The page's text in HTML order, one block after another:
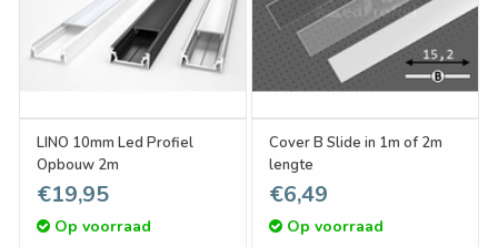
LINO 10mm Led Profiel
Opbouw 2m
€19,95
Op voorraad
Cover B Slide in 1m of 2m
lengte
€6,49
Op voorraad